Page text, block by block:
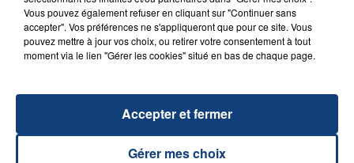
reconnu sa responsabilité et présenté ses
excuses.
TITRES DIFFUSÉS
6h38
6h38 6h35
6h35
Vous pouvez également refuser en cliquant sur "Continuer sans
accepter". Vos préférences ne s'appliqueront que pour ce site. Vous
pouvez mettre à jour vos choix, ou retirer votre consentement à tout
moment via le lien "Gérer les cookies" situé en bas de chaque page.
Gérer mes choix
Accepter et fermer